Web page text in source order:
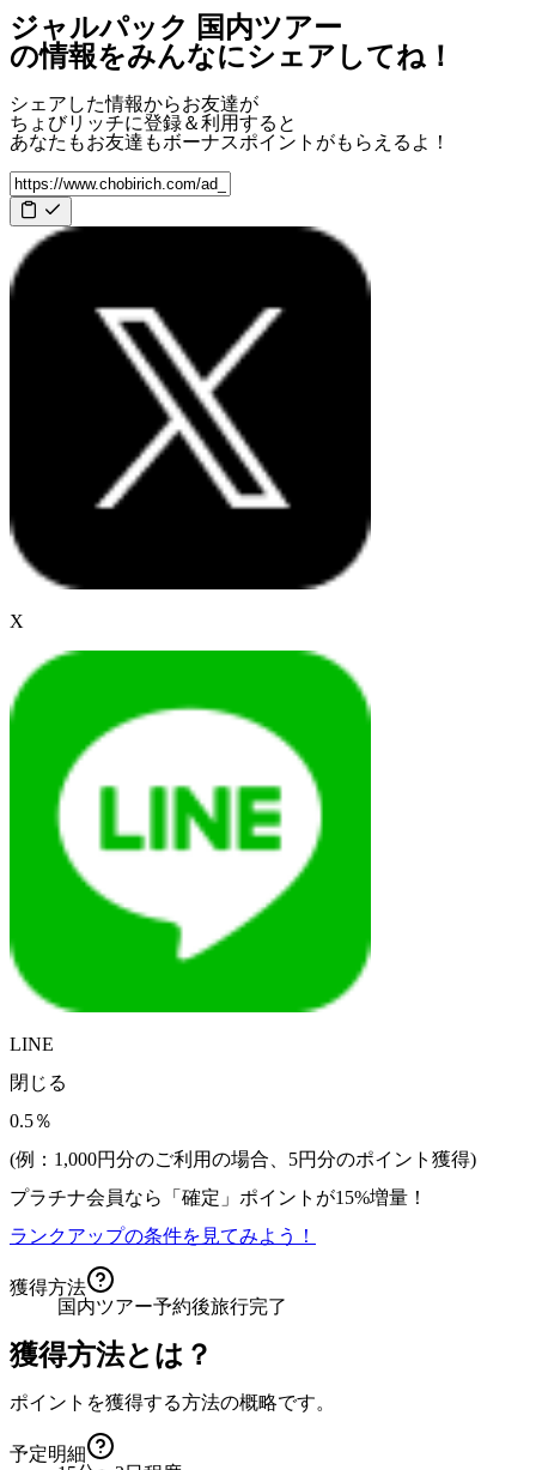
ジャルパック 国内ツアー
の情報をみんなにシェアしてね！
シェアした情報からお友達が
ちょびリッチに登録＆利用すると
あなたもお友達もボーナスポイント がもらえるよ！
X
LINE
閉じる
0.5％
(例：1,000円分のご利用の場合、 5円分のポイント獲得)
プラチナ会員なら
「確定」 ポイントが15%増量！
ランクアップの条件を見てみよう！
獲得方法
国内ツアー予約後旅行完了
獲得方法とは？
ポイントを獲得する方法の概略です。
予定明細